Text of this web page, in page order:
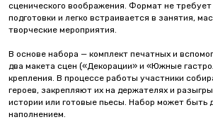
сценического воображения. Формат не требует
подготовки и легко встраивается в занятия,
творческие мероприятия.
В основе набора — комплект печатных и
два макета сцен («Декорации» и «Южные
крепления. В процессе работы участники
героев, закрепляют их на держателях и
истории или готовые пьесы. Набор может быть
наполнением.